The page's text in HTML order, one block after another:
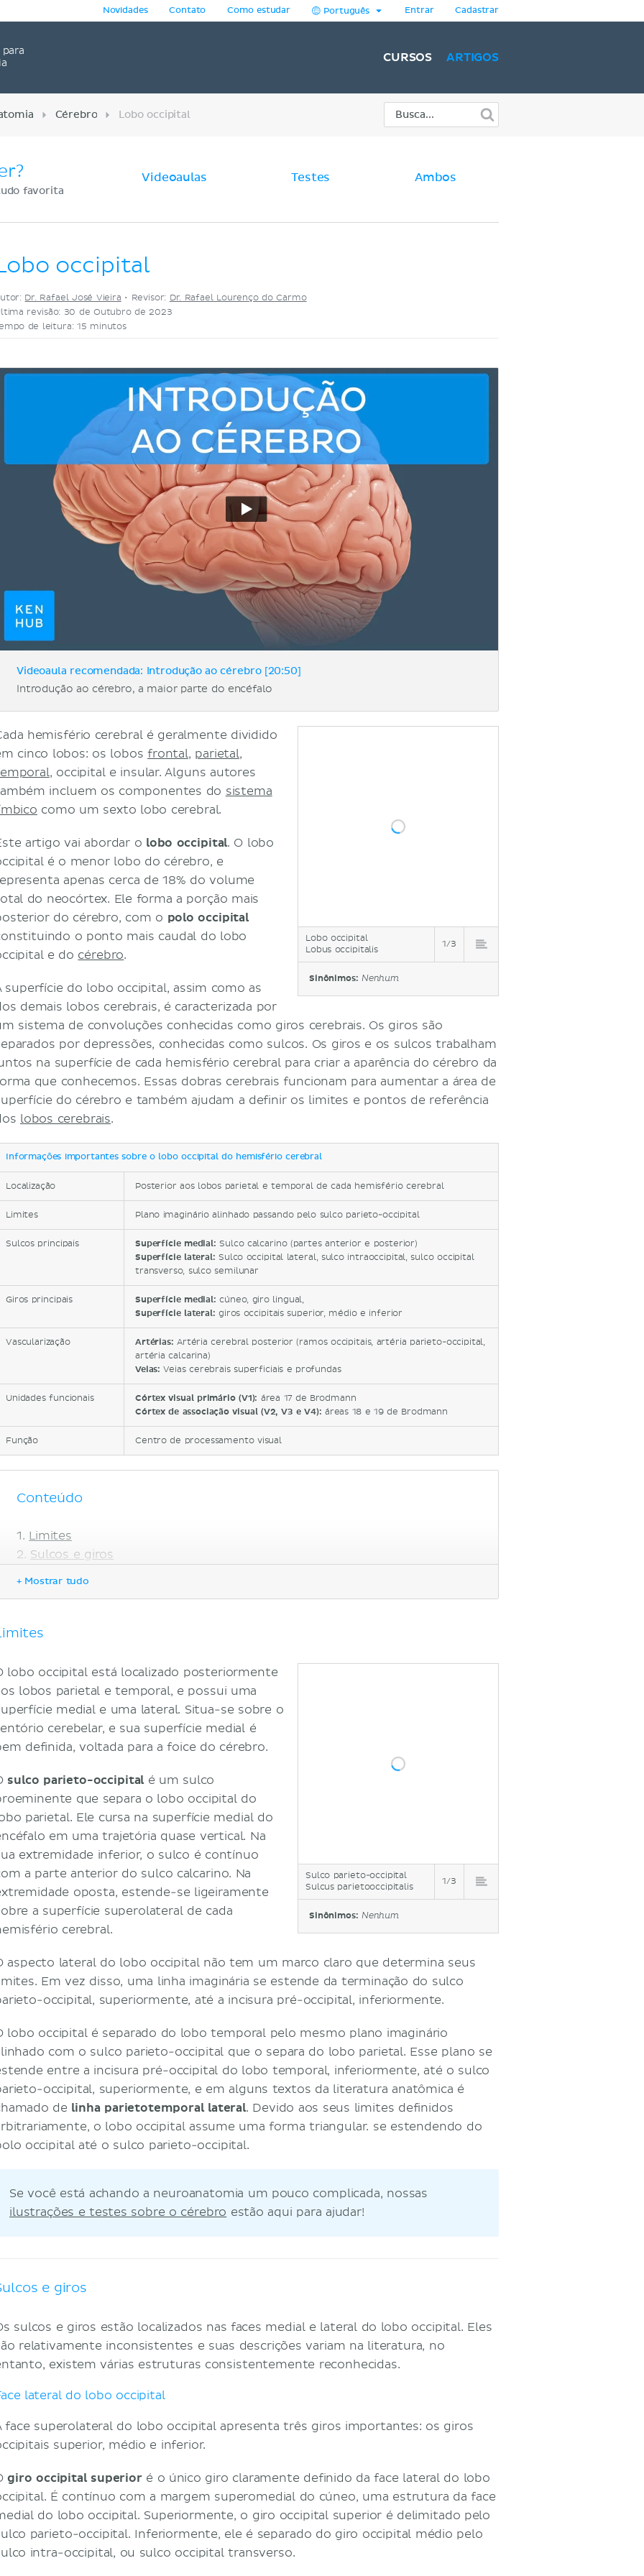
para
Novidades Contato Como estudar Português Entrar Cadastrar
CURSOS ARTIGOS
Cérebro Lobo occipital
favorita
Videoaulas Testes Ambos
occipital
Dr. Rafael José Vieira • Revisor: Dr. Rafael Lourenço do Carmo
revisão: 30 de Outubro de 2023
de leitura: 15 minutos
Videoaula recomendada: Introdução ao cérebro [20:50]
Introdução ao cérebro, a maior parte do encéfalo
Lobo occipital
Lobus occipitalis
1/3
Sinônimos: Nenhum
hemisfério cerebral é geralmente dividido
cinco lobos: os lobos frontal, parietal,
, occipital e insular. Alguns autores
incluem os componentes do sistema
como um sexto lobo cerebral.
artigo vai abordar o lobo occipital. O lobo
é o menor lobo do cérebro, e
apenas cerca de 18% do volume
do neocórtex. Ele forma a porção mais
do cérebro, com o polo occipital
o ponto mais caudal do lobo
e do cérebro.
superfície do lobo occipital, assim como as
demais lobos cerebrais, é caracterizada por
sistema de convoluções conhecidas como giros cerebrais. Os giros são
por depressões, conhecidas como sulcos. Os giros e os sulcos trabalham
na superfície de cada hemisfério cerebral para criar a aparência do cérebro da
que conhecemos. Essas dobras cerebrais funcionam para aumentar a área de
do cérebro e também ajudam a definir os limites e pontos de referência
lobos cerebrais.
Informações importantes sobre o lobo occipital do hemisfério cerebral
Localização Posterior aos lobos parietal e temporal de cada hemisfério cerebral
Limites Plano imaginário alinhado passando pelo sulco parieto-occipital
Sulcos principais Superfície medial: Sulco calcarino (partes anterior e posterior)
Superfície lateral: Sulco occipital lateral, sulco intraoccipital, sulco occipital
transverso, sulco semilunar
Giros principais Superfície medial:cúneo, giro lingual,
Superfície lateral: giros occipitais superior, médio e inferior
Vascularização Artérias: Artéria cerebral posterior (ramos occipitais, artéria parieto-occipital,
artéria calcarina)
Veias: Veias cerebrais superficiais e profundas
Unidades funcionais Córtex visual primário (V1): área 17 de Brodmann
Córtex de associação visual (V2, V3 e V4): áreas 18 e 19 de Brodmann
Função Centro de processamento visual
Conteúdo
Limites
Sulcos e giros
Função do lobo occipital
Córtex de associação visual
Lesões do lobo occipital
Referências
+ Mostrar tudo
Sulco parieto-occipital
Sulcus parietooccipitalis
1/3
Sinônimos: Nenhum
lobo occipital está localizado posteriormente
lobos parietal e temporal, e possui uma
medial e uma lateral. Situa-se sobre o
cerebelar, e sua superfície medial é
definida, voltada para a foice do cérebro.
sulco parieto-occipitalé um sulco
que separa o lobo occipital do
parietal. Ele cursa na superfície medial do
em uma trajetória quase vertical. Na
extremidade inferior, o sulco é contínuo
a parte anterior do sulco calcarino. Na
oposta, estende-se ligeiramente
a superfície superolateral de cada
cerebral.
aspecto lateral do lobo occipital não tem um marco claro que determina seus
Em vez disso, uma linha imaginária se estende da terminação do sulco
occipital, superiormente, até a incisura pré-occipital, inferiormente.
lobo occipital é separado do lobo temporal pelo mesmo plano imaginário
com o sulco parieto-occipital que o separa do lobo parietal. Esse plano se
entre a incisura pré-occipital do lobo temporal, inferiormente, até o sulco
occipital, superiormente, e em alguns textos da literatura anatômica é
de linha parietotemporal lateral. Devido aos seus limites definidos
o lobo occipital assume uma forma triangular. se estendendo do
occipital até o sulco parieto-occipital.
Se você está achando a neuroanatomia um pouco complicada, nossas
ilustrações e testes sobre o cérebro estão aqui para ajudar!
e giros
sulcos e giros estão localizados nas faces medial e lateral do lobo occipital. Eles
relativamente inconsistentes e suas descrições variam na literatura, no
existem várias estruturas consistentemente reconhecidas.
lateral do lobo occipital
face superolateral do lobo occipital apresenta três giros importantes: os giros
superior, médio e inferior.
giro occipital superioré o único giro claramente definido da face lateral do lobo
É contínuo com a margem superomedial do cúneo, uma estrutura da face
do lobo occipital. Superiormente, o giro occipital superior é delimitado pelo
parieto-occipital. Inferiormente, ele é separado do giro occipital médio pelo
intra-occipital, ou sulco occipital transverso.